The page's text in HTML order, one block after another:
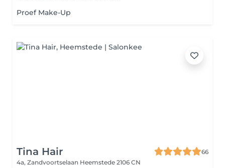
Proef Make-Up
Tina Hair
66
4a, Zandvoortselaan Heemstede 2106 CN